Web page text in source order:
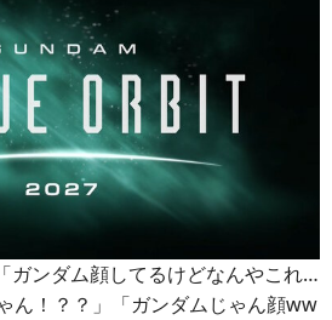
ガンダム顔してるけどなんやこれ…
ん！？？」「ガンダムじゃん顔ww